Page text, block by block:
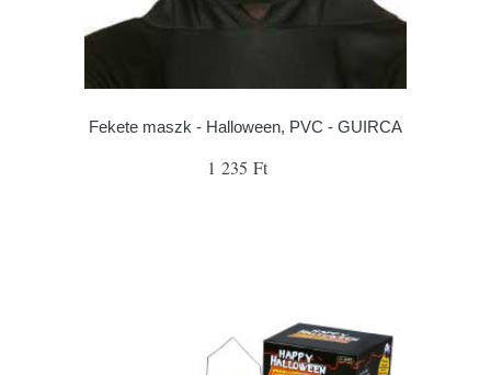
Fekete maszk - Halloween, PVC - GUIRCA
1 235 Ft